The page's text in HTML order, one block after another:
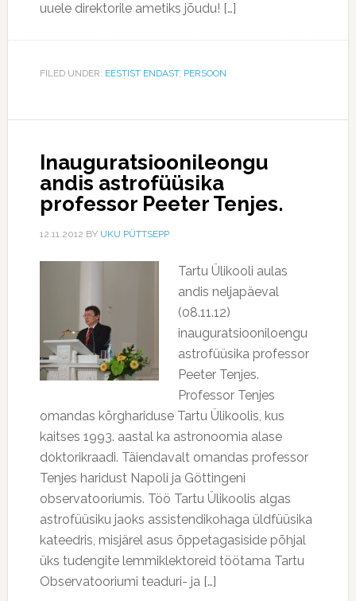
uuele direktorile ametiks jõudu! […]
FILED UNDER: EESTIST ENDAST, PERSOON
Inauguratsioonileongu
andis astrofüüsika
professor Peeter Tenjes.
12.11.2012 BY UKU PÜTTSEPP
Tartu Ülikooli aulas
andis neljapäeval
(08.11.12)
inauguratsiooniloengu
astrofüüsika professor
Peeter Tenjes.
Professor Tenjes
omandas kõrghariduse Tartu Ülikoolis, kus
kaitses 1993. aastal ka astronoomia alase
doktorikraadi. Täiendavalt omandas professor
Tenjes haridust Napoli ja Göttingeni
observatooriumis. Töö Tartu Ülikoolis algas
astrofüüsiku jaoks assistendikohaga üldfüüsika
kateedris, misjärel asus õppetagasiside põhjal
üks tudengite lemmiklektoreid töötama Tartu
Observatooriumi teaduri- ja […]